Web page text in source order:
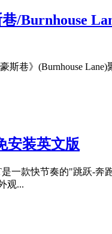
巷/Burnhouse
斯巷》(Burnhouse Lane)
安装英文版
一款快节奏的"跳跃-奔
观...